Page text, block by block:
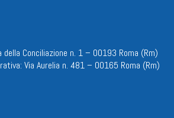
della Conciliazione n. 1 – 00193 Roma (Rm)
Via Aurelia n. 481 – 00165 Roma (Rm)